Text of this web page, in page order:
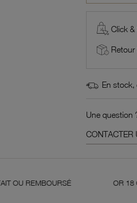
Click &
Retour
En stock,
Une question
CONTACTER
OR 18 CARATS 750